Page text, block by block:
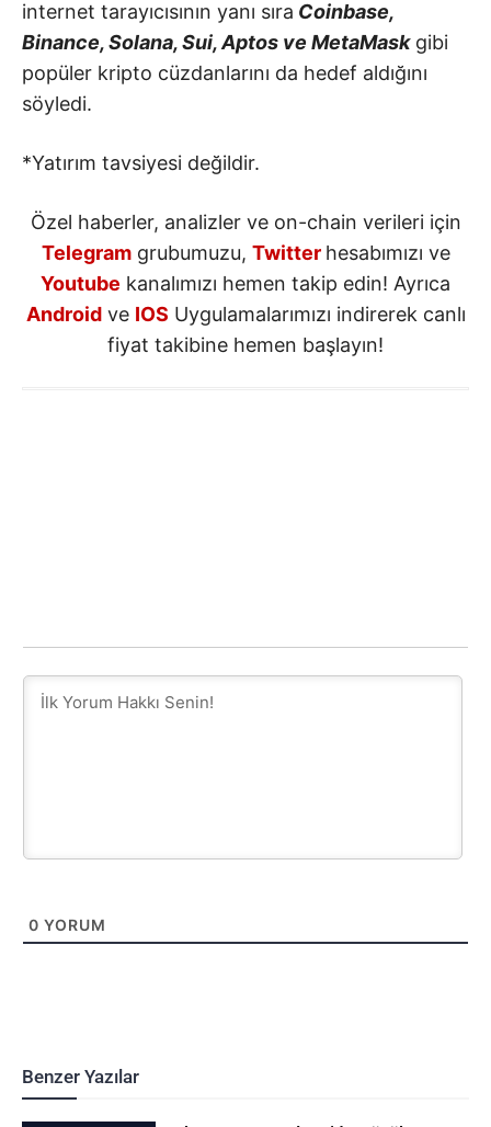
internet tarayıcısının yanı sıra Coinbase,
Binance, Solana, Sui, Aptos ve MetaMaskgibi
popüler kripto cüzdanlarını da hedef aldığını
söyledi.
*Yatırım tavsiyesi değildir.
Özel haberler, analizler ve on-chain verileri için
Telegramgrubumuzu, Twitter hesabımızı ve
Youtube kanalımızı hemen takip edin! Ayrıca
Androidve IOS Uygulamalarımızı indirerek canlı
fiyat takibine hemen başlayın!
0 YORUM
Benzer Yazılar